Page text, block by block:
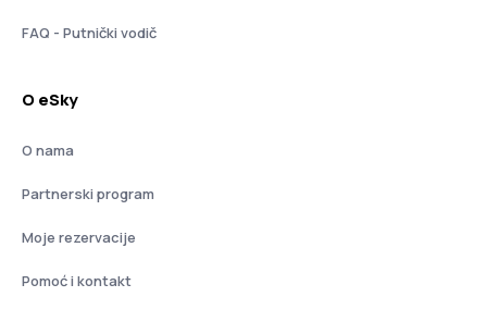
FAQ - Putnički vodič
O eSky
O nama
Partnerski program
Moje rezervacije
Pomoć i kontakt